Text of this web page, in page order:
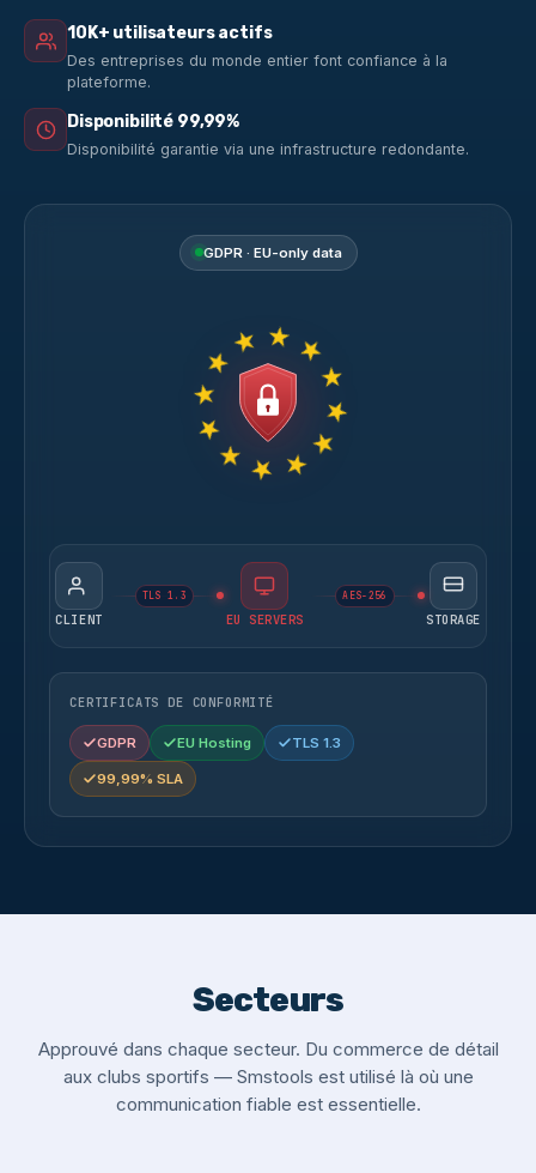
10K+ utilisateurs actifs
Des entreprises du monde entier font confiance à la
plateforme.
Disponibilité 99,99%
Disponibilité garantie via une infrastructure redondante.
GDPR · EU-only data
CLIENT
TLS 1.3
EU SERVERS
AES-256
STORAGE
CERTIFICATS DE CONFORMITÉ
GDPR EU Hosting TLS 1.3
99,99% SLA
Secteurs
Approuvé dans chaque secteur. Du commerce de détail
aux clubs sportifs — Smstools est utilisé là où une
communication fiable est essentielle.